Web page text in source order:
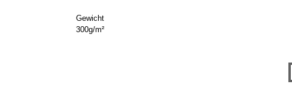
Gewicht
300g/m²